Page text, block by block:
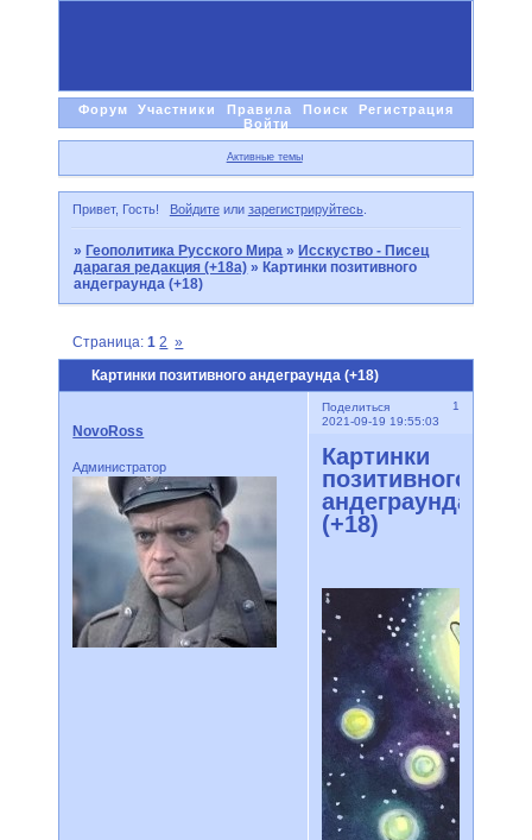
Форум Участники Правила Поиск
Регистрация
Войти
Активные темы
Привет, Гость! Войдитеили зарегистрируйтесь.
»Геополитика Русского Мира »Исскуство - Писец
дарагая редакция (+18а) »Картинки позитивного
андеграунда (+18)
Картинки позитивного андеграунда (+18)
Страница:1 2 »
Поделиться
1
2021-09-19 19:55:03
NovoRoss
Администратор
Картинки
позитивного
андеграунда
(+18)